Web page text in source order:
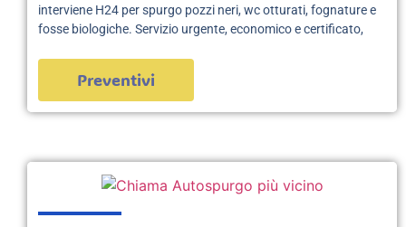
interviene H24 per spurgo pozzi neri, wc otturati, fognature e
fosse biologiche. Servizio urgente, economico e certificato,
Preventivi